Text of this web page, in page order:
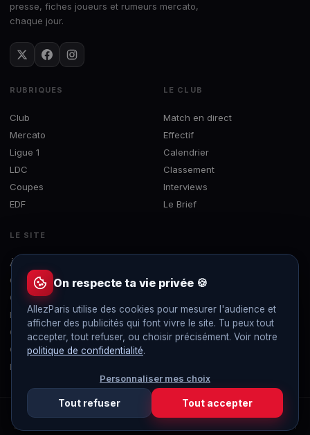
presse, fiches joueurs et rumeurs mercato,
chaque jour.
RUBRIQUES
Club
Mercato
Ligue 1
LDC
Coupes
EDF
LE CLUB
Match en direct
Effectif
Calendrier
Classement
Interviews
Le Brief
LE SITE
À propos
Concours
Contact
Mentions légales
Confidentialité
Gérer les cookies
Flux RSS
© 2019-2026 AllezParis — Tous droits réservés
Site 100% indépendant et sans publicité, non affilié au Paris Saint-Germain
On respecte ta vie privée 🍪
AllezParis utilise des cookies pour mesurer l'audience et
afficher des publicités qui font vivre le site. Tu peux tout
accepter, tout refuser, ou choisir précisément. Voir notre
politique de confidentialité.
Personnaliser mes choix
Tout refuser Tout accepter